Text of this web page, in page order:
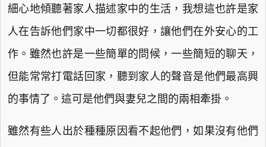
細心地傾聽著家人描述家中的生活，我想這也許是家
人在告訴他們家中一切都很好，讓他們在外安心的工
作。雖然也許是一些簡單的問候，一些簡短的聊天，
但能常常打電話回家，聽到家人的聲音是他們最高興
的事情了。這可是他們與妻兒之間的兩相牽掛。
雖然有些人出於種種原因看不起他們，如果沒有他們